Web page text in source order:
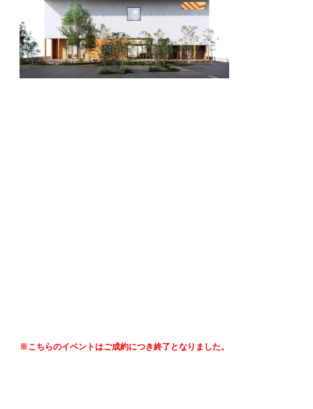
※こちらのイベントはご成約につき終了となりました。